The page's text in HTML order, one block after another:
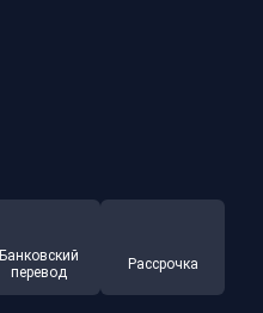
Банковский
перевод
Рассрочка